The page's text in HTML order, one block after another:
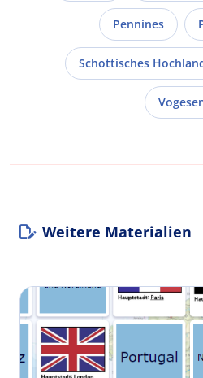
Pennines
Schottisches
Weitere Materialien